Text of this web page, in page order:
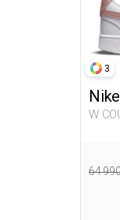
3
Nike
W COURT VISION LO NN WHITE
64